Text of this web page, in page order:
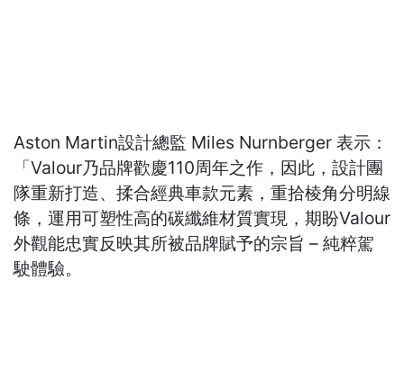
Aston Martin設計總監 Miles Nurnberger 表示：
「Valour乃品牌歡慶110周年之作，因此，設計團
隊重新打造、揉合經典車款元素，重拾棱角分明線
條，運用可塑性高的碳纖維材質實現，期盼Valour
外觀能忠實反映其所被品牌賦予的宗旨 – 純粹駕
駛體驗。